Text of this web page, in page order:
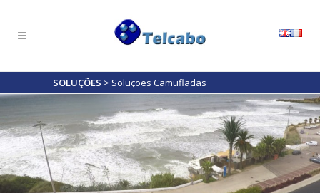
SOLUÇÕES > Soluções Camufladas